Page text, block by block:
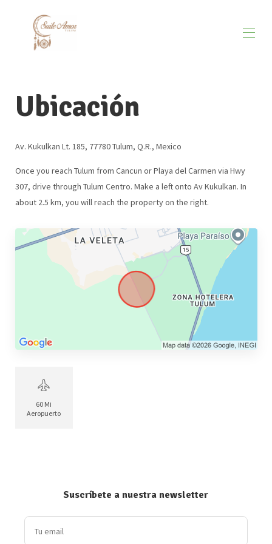
Visión general
Mapa
Disponibilidad
Contacto
Ubicación
Av. Kukulkan Lt. 185, 77780 Tulum, Q.R., Mexico
Once you reach Tulum from Cancun or Playa del Carmen via Hwy
307, drive through Tulum Centro. Make a left onto Av Kukulkan. In
about 2.5 km, you will reach the property on the right.
60 Mi
Aeropuerto
Suscríbete a nuestra newsletter